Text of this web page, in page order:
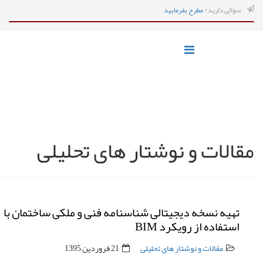
سوالی دارید ?مطرح بفرمایید
مقالات و نوشتار های تحلیلی
تهیه نسخه دیجیتالی شناسنامه فنی و ملکی ساختمان با
استفاده از رویکرد BIM
مقالات و نوشتار های تحلیلی 21 فروردين 1395